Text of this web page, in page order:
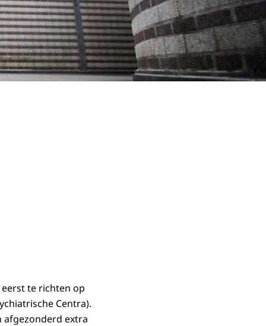
te richten op
Centra).
afgezonderd extra